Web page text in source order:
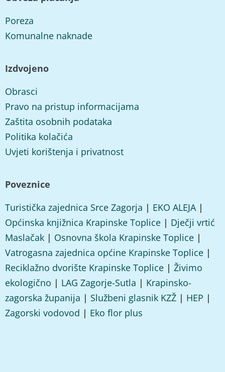
Poreza
Komunalne naknade
Izdvojeno
Obrasci
Pravo na pristup informacijama
Zaštita osobnih podataka
Politika kolačića
Uvjeti korištenja i privatnost
Poveznice
Turistička zajednica Srce Zagorja | EKO ALEJA|
Općinska knjižnica Krapinske Toplice | Dječji vrtić
Maslačak | Osnovna škola Krapinske Toplice |
Vatrogasna zajednica općine Krapinske Toplice |
Reciklažno dvorište Krapinske Toplice | Živimo
ekologično | LAG Zagorje-Sutla | Krapinsko-
zagorska županija | Službeni glasnik KZŽ | HEP |
Zagorski vodovod | Eko flor plus